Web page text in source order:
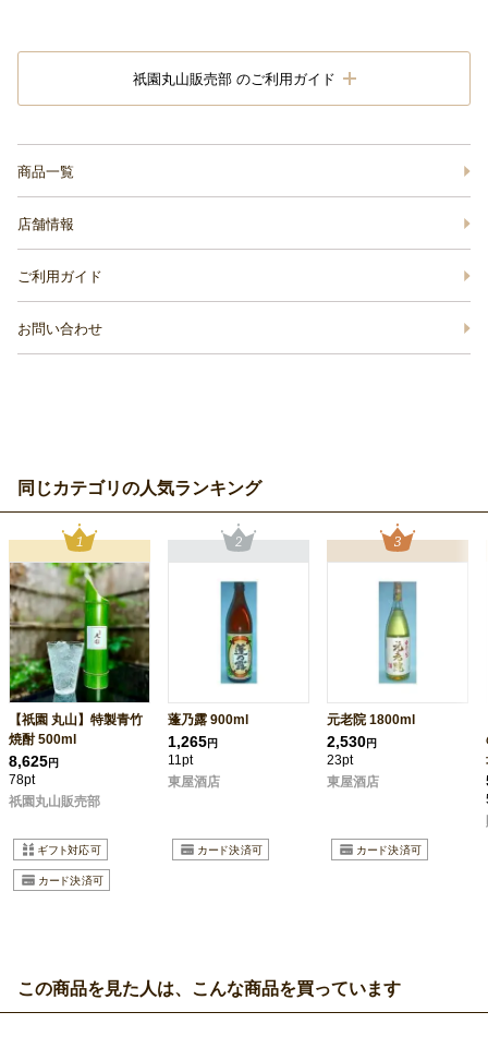
祇園丸山販売部 のご利用ガイド
商品一覧
店舗情報
ご利用ガイド
お問い合わせ
同じカテゴリの人気ランキング
【祇園 丸山】特製青竹
焼酎 500ml
8,625円
78pt
祇園丸山販売部
蓬乃露 900ml
1,265円
11pt
東屋酒店
元老院 1800ml
2,530円
23pt
東屋酒店
この商品を見た人は、こんな商品を買っています